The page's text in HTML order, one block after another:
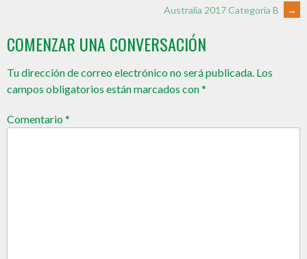
Australia 2017 Categoría B
→
COMENZAR UNA CONVERSACIÓN
Tu dirección de correo electrónico no será publicada. Los
campos obligatorios están marcados con*
Comentario*